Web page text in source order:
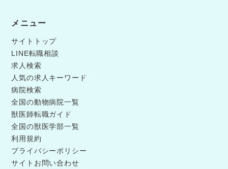
メニュー
サイトトップ
LINE転職相談
求人検索
人気の求人キーワード
病院検索
全国の動物病院一覧
獣医師転職ガイド
全国の獣医学部一覧
利用規約
プライバシーポリシー
サイトお問い合わせ